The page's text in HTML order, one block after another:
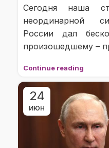
Сегодня наша
неординарной
России дал
произошедшему –
Continue reading
24
ИЮН